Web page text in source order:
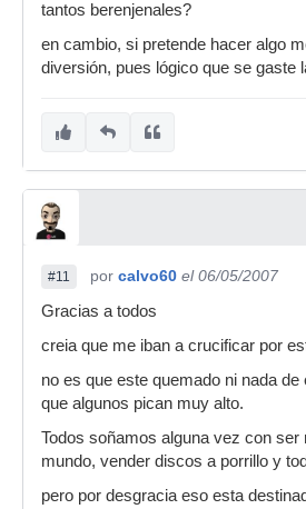
tantos berenjenales?
en cambio, si pretende hacer algo
diversión, pues lógico que se gaste
#11 por calvo60 el 06/05/2007
Gracias a todos
creia que me iban a crucificar por
no es que este quemado ni nada
que algunos pican muy alto.
Todos soñamos alguna vez con ser
mundo, vender discos a porrillo y
pero por desgracia eso esta